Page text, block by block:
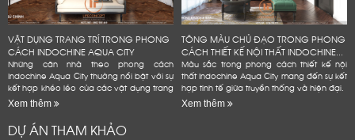
VẬT DỤNG TRANG TRÍ TRONG PHONG
CÁCH INDOCHINE AQUA CITY
Những căn nhà theo phong cách
Indochine Aqua City thường nổi bật với sự
kết hợp khéo léo của các vật dụng trang
trí mang đậm dấu ấn văn hóa Đông
Xem thêm
TÔNG MÀU CHỦ ĐẠO TRONG PHONG
CÁCH THIẾT KẾ NỘI THẤT INDOCHINE...
Màu sắc trong phong cách thiết kế nội
thất Indochine Aqua City mang đến sự kết
hợp tinh tế giữa truyền thống và hiện đại.
Xem thêm
DỰ ÁN THAM KHẢO